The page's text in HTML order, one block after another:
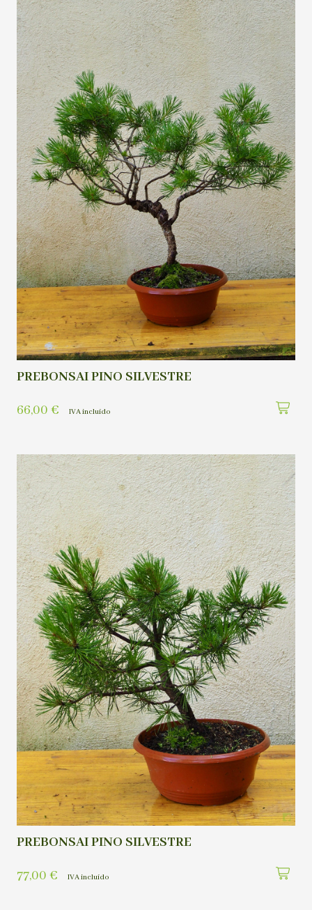
PREBONSAI PINO SILVESTRE
66,00 € IVA incluído
PREBONSAI PINO SILVESTRE
77,00 € IVA incluído